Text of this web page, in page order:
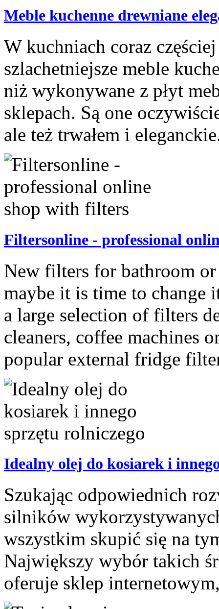
Meble kuchenne drewniane
W kuchniach coraz
szlachetniejsze meble
niż wykonywane z płyt
sklepach. Są one
ale też trwałem i
Filtersonline - professional
New filters for bathroom
maybe it is time to change
a large selection of filters
cleaners, coffee machines
popular external fridge
Idealny olej do kosiarek i
Szukając odpowiednich
silników
wszystkim skupić się na
Największy wybór takich
oferuje sklep